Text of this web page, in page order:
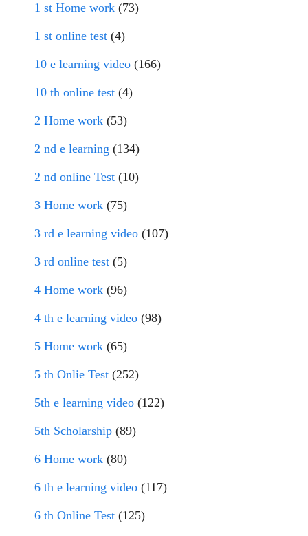
1 st Home work (73)
1 st online test (4)
10 e learning video (166)
10 th online test (4)
2 Home work (53)
2 nd e learning (134)
2 nd online Test (10)
3 Home work (75)
3 rd e learning video (107)
3 rd online test (5)
4 Home work (96)
4 th e learning video (98)
5 Home work (65)
5 th Onlie Test (252)
5th e learning video (122)
5th Scholarship (89)
6 Home work (80)
6 th e learning video (117)
6 th Online Test (125)